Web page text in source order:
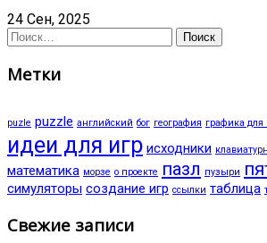
24 Сен, 2025
Найти:
Метки
puzle puzzle английский бог география графика для
идеи для игр исходники
математика морзе о проекте пазл пузыри
симуляторы создание игр ссылки таблица
Свежие записи